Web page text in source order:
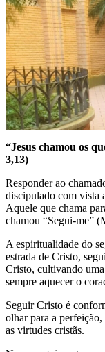
“Jesus chamou os
3,13)
Responder ao
discipulado com vista
Aquele que chama
chamou “Segui-me”
A espiritualidade do
estrada de Cristo,
Cristo, cultivando
sempre aquecer o
Seguir Cristo é
olhar para a
as virtudes cristãs.